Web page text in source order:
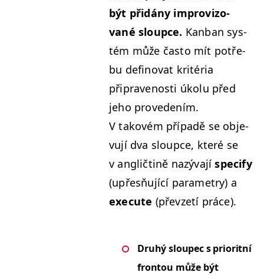
být přidány improvi­zo­
vané sloupce. Kan­ban sys­
tém může čas­to mít potře­
bu defi­no­vat kritéria
připravenos­ti úkolu před
jeho prove­dením.
V takovém pří­padě se obje­
vu­jí dva sloupce, které se
v angličt­ině nazý­va­jíspec­i­fy
(upřesňu­jící para­me­try) a
exe­cute (převzetí práce).
Druhýsloupec s pri­or­it­ní
fron­tou může být